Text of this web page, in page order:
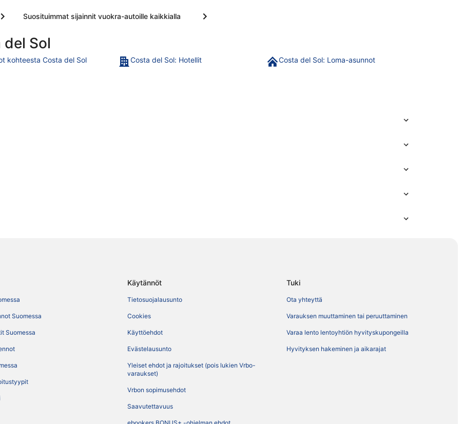
Suosituimmat sijainnit vuokra-autoille kaikkialla
Sol
kohteesta Costa del Sol Costa del Sol: Hotellit
Costa del Sol: Loma-asunnot
Suomessa
Suomessa
Käytännöt
Tietosuojalausunto
Cookies
Käyttöehdot
Evästelausunto
Yleiset ehdot ja rajoitukset (pois lukien Vrbo-
varaukset)
Vrbon sopimusehdot
Saavutettavuus
Tuki
Ota yhteyttä
Varauksen muuttaminen tai peruuttaminen
Varaa lento lentoyhtiön hyvityskupongeilla
Hyvityksen hakeminen ja aikarajat